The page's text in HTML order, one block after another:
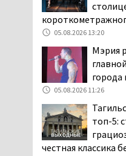
надо пропускать,
Тагильчане
обзор из-за
на перекрёстке
Первомайской
04.08.2026 16:53
Нижнем
05.08.2026 13:20
Мэрия
города
05.08.2026 11:26
топ-5:
честная классика